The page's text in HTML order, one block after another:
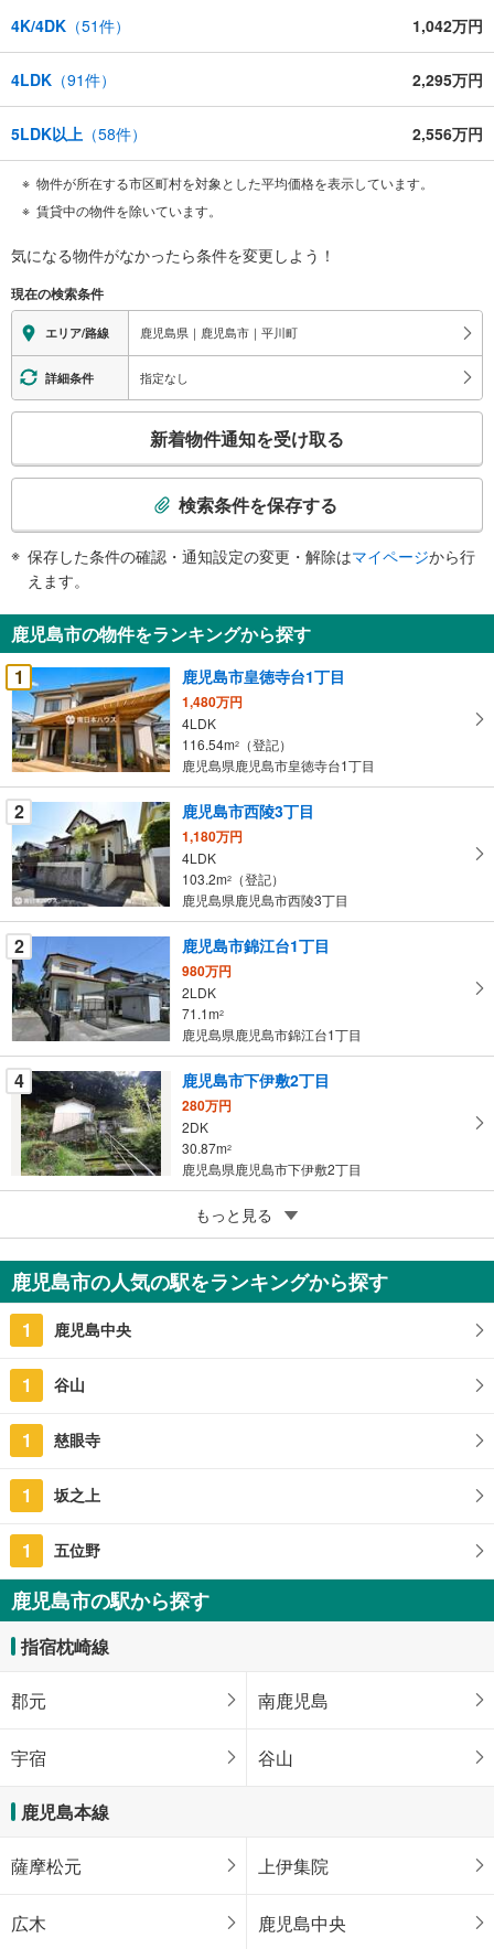
4K/4DK （51件） 1,042万円
4LDK （91件） 2,295万円
5LDK以上 （58件） 2,556万円
物件が所在する市区町村を対象とした平均価格を表示しています。
賃貸中の物件を除いています。
気になる物件がなかったら条件を変更しよう！
現在の検索条件
エリア/路線 鹿児島県｜鹿児島市｜平川町
詳細条件 指定なし
検
知
を
受
け
取
る
・
条
件
を
マ
イ
ペ
ー
ジ
に
保
存
す
る
新着物件通知を受け取る
検索条件を保存する
保存した条件の確認・通知設定の変更・解除はマイページから行
えます。
鹿児島市の物件をランキングから探す
1
鹿児島市皇徳寺台1丁目
1,480万円
4LDK
116.54m2
（登記）
鹿児島県鹿児島市皇徳寺台1丁目
2 鹿児島市西陵3丁目
1,180万円
4LDK
103.2m2
（登記）
鹿児島県鹿児島市西陵3丁目
2 鹿児島市錦江台1丁目
980万円
2LDK
71.1m2
鹿児島県鹿児島市錦江台1丁目
4 鹿児島市下伊敷2丁目
280万円
2DK
30.87m2
鹿児島県鹿児島市下伊敷2丁目
鹿児島市草牟田2丁目
350万円
2DK
62.8m2（登記）
鹿児島県鹿児島市草牟田2丁目
もっと見る
鹿児島市の人気の駅をランキングから探す
1 鹿児島中央
1 谷山
1 慈眼寺
1 坂之上
1 五位野
鹿児島市の駅から探す
指宿枕崎線
郡元 南鹿児島
宇宿 谷山
鹿児島本線
薩摩松元 上伊集院
広木 鹿児島中央